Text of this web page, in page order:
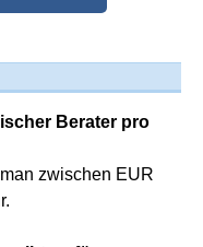
Berater pro
zwischen EUR